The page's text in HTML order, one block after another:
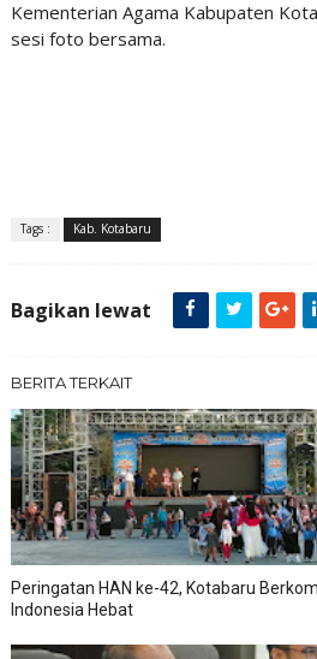
Kementerian Agama Kabupaten
sesi foto bersama.
Tags : Kab. Kotabaru
Bagikan lewat
BERITA TERKAIT
Peringatan HAN ke-42, Kotabaru
Indonesia Hebat